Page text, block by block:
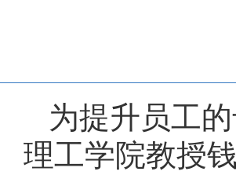
为提升员工
理工学院教授